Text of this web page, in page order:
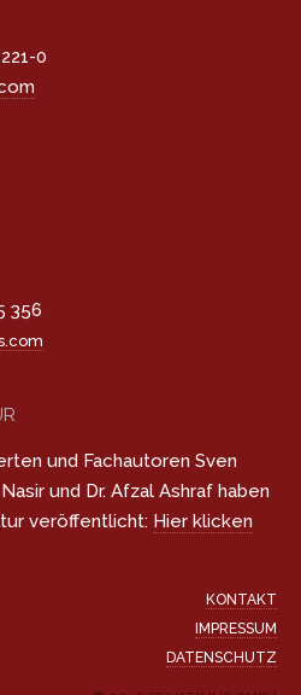
0
356
und Fachautoren Sven
und Dr. Afzal Ashraf haben
veröffentlicht: Hier klicken
KONTAKT
IMPRESSUM
DATENSCHUTZ